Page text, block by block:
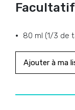
80 ml (1/3 de
Ajouter à ma